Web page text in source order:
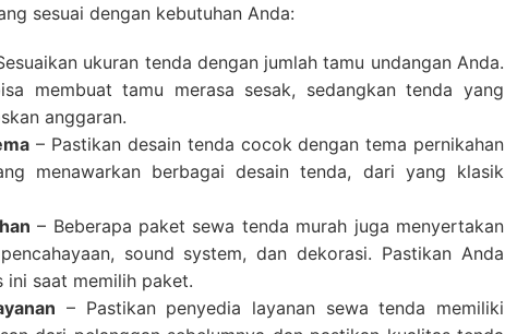
sesuai dengan kebutuhan Anda:
ukuran tenda dengan jumlah tamu undangan Anda.
membuat tamu merasa sesak, sedangkan tenda yang
anggaran.
– Pastikan desain tenda cocok dengan tema pernikahan
menawarkan berbagai desain tenda, dari yang klasik
– Beberapa paket sewa tenda murah juga menyertakan
sound system, dan dekorasi. Pastikan Anda
saat memilih paket.
– Pastikan penyedia layanan sewa tenda memiliki